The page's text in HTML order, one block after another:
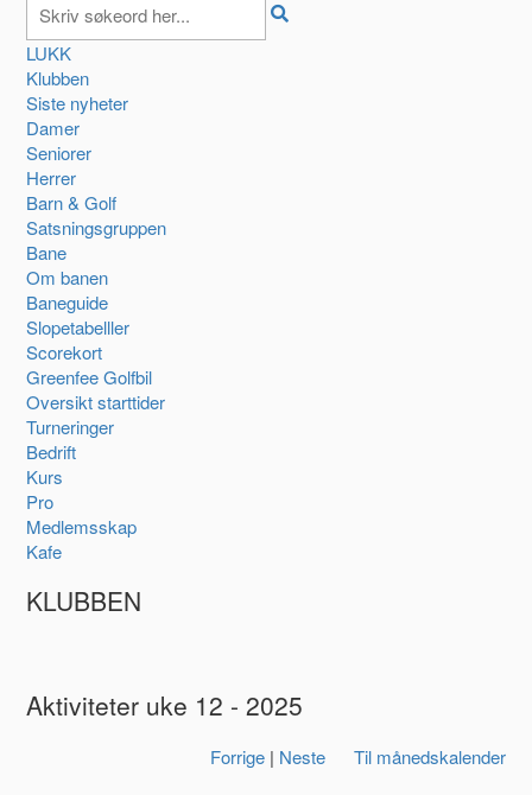
LUKK
Klubben
Siste nyheter
Damer
Seniorer
Herrer
Barn & Golf
Satsningsgruppen
Bane
Om banen
Baneguide
Slopetabelller
Scorekort
Greenfee Golfbil
Oversikt starttider
Turneringer
Bedrift
Kurs
Pro
Medlemsskap
Kafe
KLUBBEN
Aktiviteter uke 12 - 2025
Forrige| Neste Til månedskalender